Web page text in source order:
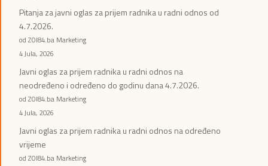
Pitanja za javni oglas za prijem radnika u radni odnos od
4.7.2026.
od ZOI84.ba Marketing
4 Jula, 2026
Javni oglas za prijem radnika u radni odnos na
neodređeno i određeno do godinu dana 4.7.2026.
od ZOI84.ba Marketing
4 Jula, 2026
Javni oglas za prijem radnika u radni odnos na određeno
vrijeme
od ZOI84.ba Marketing